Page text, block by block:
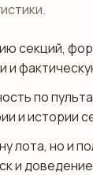
секций,
и
по
и истории
лота, но и
и